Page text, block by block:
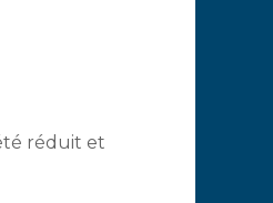
réduit et